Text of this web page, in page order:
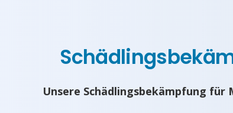
Unsere Schädlingsbekämpfung